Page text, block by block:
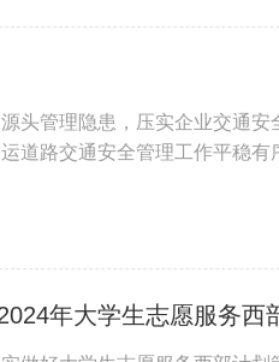
头管理隐患，压实企业交通
道路交通安全管理工作平稳